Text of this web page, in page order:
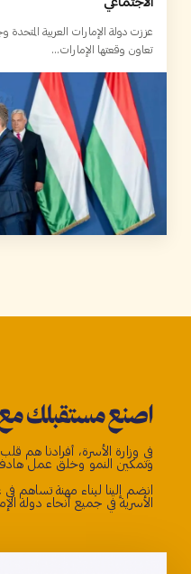
عززت دولة الإمارات العربية المتحدة
تعاون وقعتها الإمارات...
اصنع مستقبلك مع
في وزارة الأسرة، أفرادنا هم
وتمكين النمو وخلق عمل هادف
انضم إلينا لبناء مهنة تساهم
الأسرية في جميع أنحاء دولة